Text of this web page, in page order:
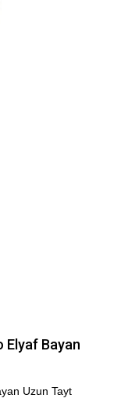
Elyaf Bayan
Uzun Tayt